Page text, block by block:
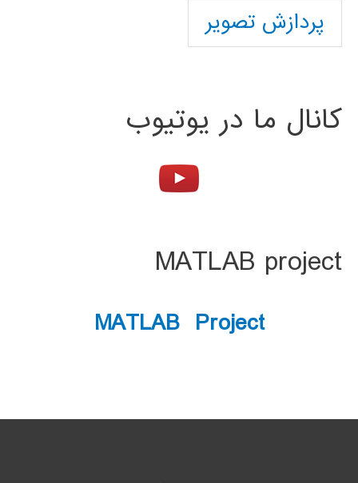
پردازش تصویر
کانال ما در یوتیوب
MATLAB project
MATLAB Project